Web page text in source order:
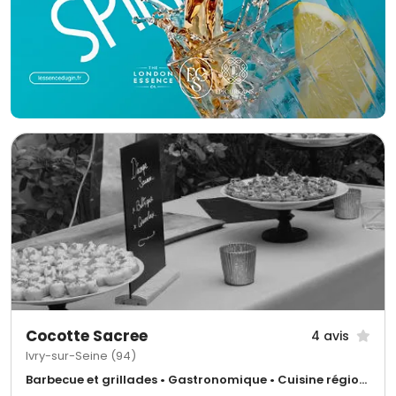
Cocotte Sacree 4 avis
Ivry-sur-Seine (94)
Barbecue et grillades • Gastronomique • Cuisine régionale